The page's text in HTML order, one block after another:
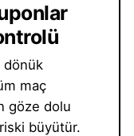
dönük
maç
göze dolu
büyütür.